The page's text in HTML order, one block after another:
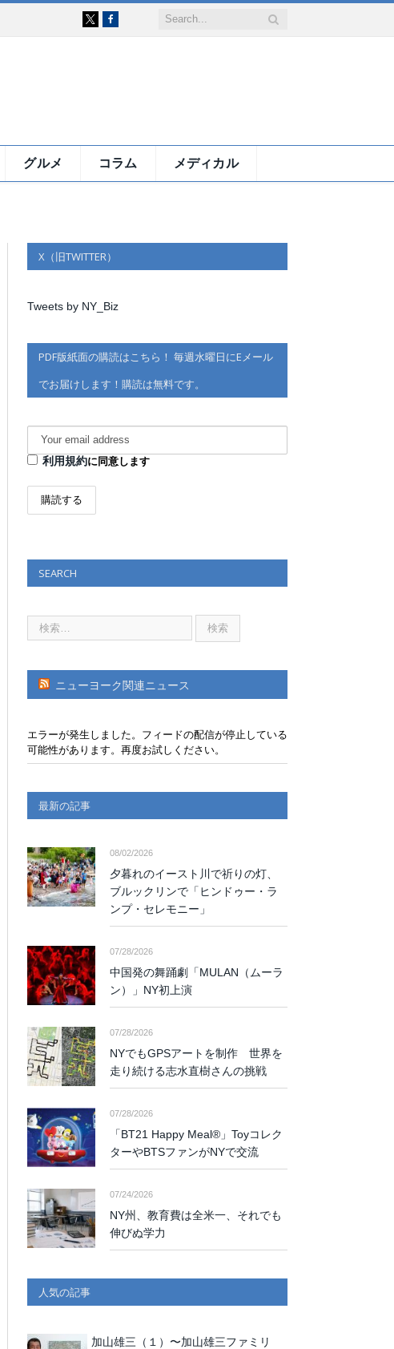
Facebook
グルメ コラム メディカル
X（旧TWITTER）
Tweets by NY_Biz
PDF版紙面の購読はこちら！ 毎週水曜日にEメール
でお届けします！購読は無料です。
利用規約に同意します
SEARCH
ニューヨーク関連ニュース
エラーが発生しました。フィードの配信が停止している
可能性があります。再度お試しください。
最新の記事
08/02/2026
夕暮れのイースト川で祈りの灯、
ブルックリンで「ヒンドゥー・ラ
ンプ・セレモニー」
07/28/2026
中国発の舞踊劇「MULAN（ムーラ
ン）」NY初上演
07/28/2026
NYでもGPSアートを制作 世界を
走り続ける志水直樹さんの挑戦
07/28/2026
「BT21 Happy Meal®」Toyコレク
ターやBTSファンがNYで交流
07/24/2026
NY州、教育費は全米一、それでも
伸びぬ学力
人気の記事
加山雄三（１）〜加山雄三ファミリ